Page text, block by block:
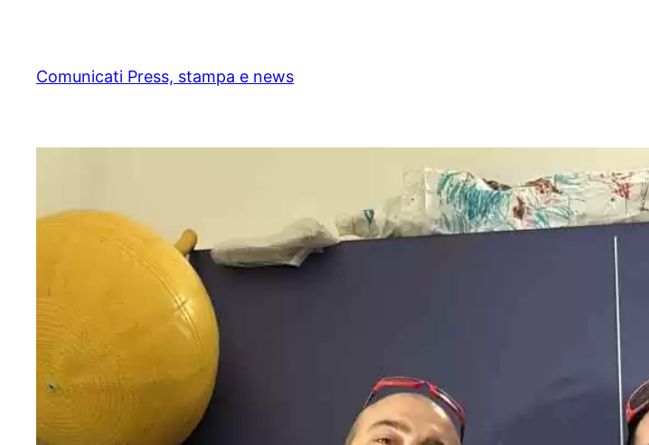
content
Comunicati Press, stampa e news